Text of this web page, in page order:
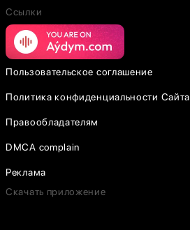
Ссылки
Пользовательское соглашение
Политика конфиденциальности Сайта
Правообладателям
DMCA complain
Реклама
Скачать приложение